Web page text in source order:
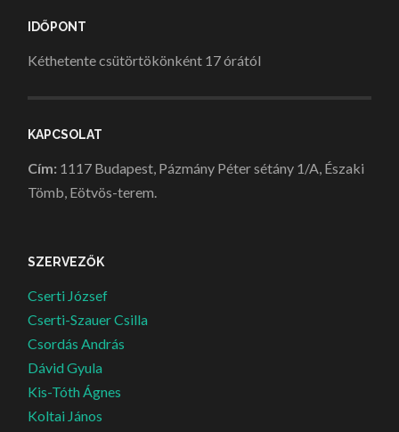
IDŐPONT
Kéthetente csütörtökönként 17 órától
KAPCSOLAT
Cím: 1117 Budapest, Pázmány Péter sétány 1/A, Északi
Tömb, Eötvös-terem.
SZERVEZŐK
Cserti József
Cserti-Szauer Csilla
Csordás András
Dávid Gyula
Kis-Tóth Ágnes
Koltai János